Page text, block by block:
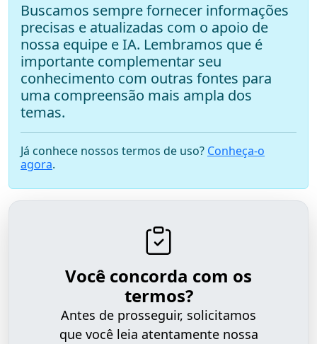
Buscamos sempre fornecer informações
precisas e atualizadas com o apoio de
nossa equipe e IA. Lembramos que é
importante complementar seu
conhecimento com outras fontes para
uma compreensão mais ampla dos
temas.
Já conhece nossos termos de uso? Conheça-o
agora.
Você concorda com os
termos?
Antes de prosseguir, solicitamos
que você leia atentamente nossa